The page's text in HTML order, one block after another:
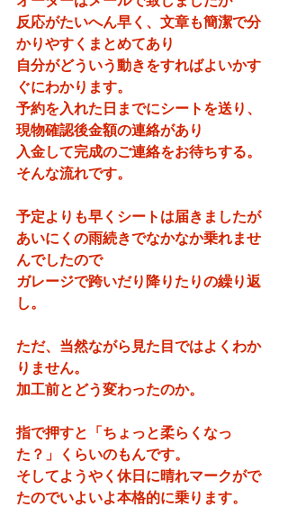
反応がたいへん早く、文章も簡潔で分
かりやすくまとめてあり
自分がどういう動きをすればよいかす
ぐにわかります。
予約を入れた日までにシートを送り、
現物確認後金額の連絡があり
入金して完成のご連絡をお待ちする。
そんな流れです。
予定よりも早くシートは届きましたが
あいにくの雨続きでなかなか乗れませ
んでしたので
ガレージで跨いだり降りたりの繰り返
し。
ただ、当然ながら見た目ではよくわか
りません。
加工前とどう変わったのか。
指で押すと「ちょっと柔らくなっ
た？」くらいのもんです。
そしてようやく休日に晴れマークがで
たのでいよいよ本格的に乗ります。